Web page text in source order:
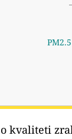
kvaliteti